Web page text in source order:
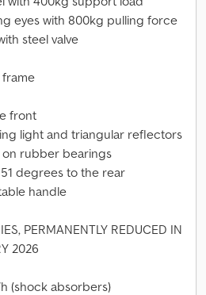
eyes with 800kg pulling force
steel valve
front
light and triangular reflectors
rubber bearings
degrees to the rear
handle
PERMANENTLY REDUCED IN
2026
(shock absorbers)